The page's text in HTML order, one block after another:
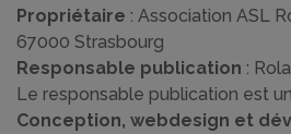
Propriétaire : Association ASL
67000 Strasbourg
Responsable publication :
Le responsable publication est
Conception, webdesign et